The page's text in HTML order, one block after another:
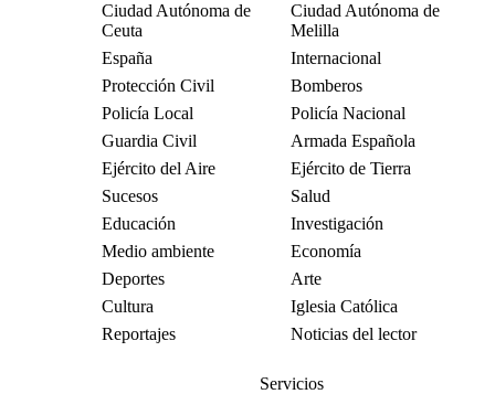
Ciudad Autónoma de
Ceuta
Ciudad Autónoma de
Melilla
España
Internacional
Protección Civil
Bomberos
Policía Local
Policía Nacional
Guardia Civil
Armada Española
Ejército del Aire
Ejército de Tierra
Sucesos
Salud
Educación
Investigación
Medio ambiente
Economía
Deportes
Arte
Cultura
Iglesia Católica
Reportajes
Noticias del lector
Servicios